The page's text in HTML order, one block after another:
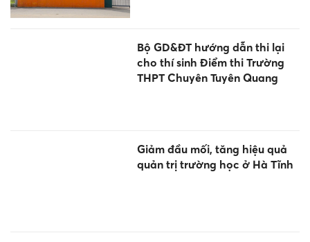
Bộ GD&ĐT hướng dẫn thi lại
cho thí sinh Điểm thi Trường
THPT Chuyên Tuyên Quang
Giảm đầu mối, tăng hiệu quả
quản trị trường học ở Hà Tĩnh